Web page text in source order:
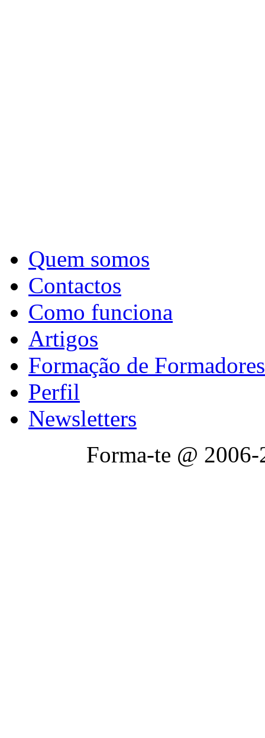
Quem somos
Contactos
Como funciona
Artigos
Formação de Formadores
Perfil
Newsletters
Forma-te @